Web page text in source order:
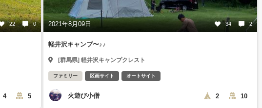
22 0
4 5
2021年8月09日 34 2
軽井沢キャンプ〜♪♪
[群馬県] 軽井沢キャンプクレスト
ファミリー 区画サイト オートサイト
火遊び小僧 2 10